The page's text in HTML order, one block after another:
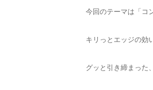
今回のテーマは「コ
キリっとエッジの効
グッと引き締まった